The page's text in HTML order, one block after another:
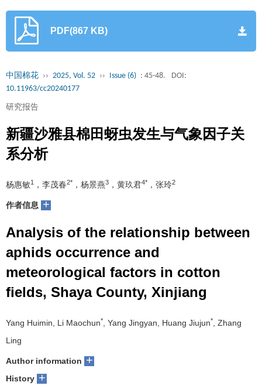
PDF(867 KB)
中国棉花 ›› 2025, Vol. 52 ›› Issue (6) : 45-48.
DOI:
10.11963/cc20240177
研究报告
新疆沙雅县棉田蚜虫发生与气象因子关
系分析
杨惠敏1 ，李茂春2* ，杨景燕3 ，黄玖君4* ，张玲2
作者信息 +
Analysis of the relationship between
aphids occurrence and
meteorological factors in cotton
fields, Shaya County, Xinjiang
Yang Huimin, Li Maochun* , Yang Jingyan, Huang Jiujun*
, Zhang
Ling
Author information +
History +